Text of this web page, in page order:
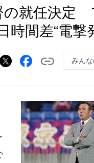
の就任決定
時間差“電撃
みん